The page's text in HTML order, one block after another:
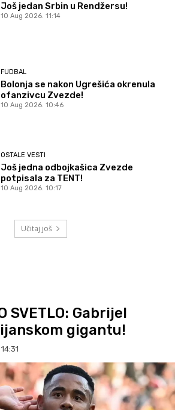
Još jedan Srbin u Rendžersu!
10 Aug 2026. 11:14
FUDBAL
Bolonja se nakon Ugrešića okrenula
ofanzivcu Zvezde!
10 Aug 2026. 10:46
OSTALE VESTI
Još jedna odbojkašica Zvezde
potpisala za TENT!
10 Aug 2026. 10:17
Učitaj još